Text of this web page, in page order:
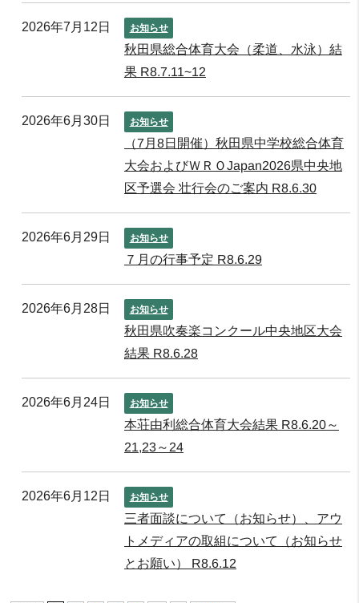
2026年7月12日 お知らせ
秋田県総合体育大会（柔道、水泳）結
果 R8.7.11~12
2026年6月30日 お知らせ
（7月8日開催）秋田県中学校総合体育
大会およびＷＲＯJapan2026県中央地
区予選会 壮行会のご案内 R8.6.30
2026年6月29日 お知らせ
７月の行事予定 R8.6.29
2026年6月28日 お知らせ
秋田県吹奏楽コンクール中央地区大会
結果 R8.6.28
2026年6月24日 お知らせ
本荘由利総合体育大会結果 R8.6.20～
21,23～24
2026年6月12日 お知らせ
三者面談について（お知らせ）、アウ
トメディアの取組について（お知らせ
とお願い） R8.6.12